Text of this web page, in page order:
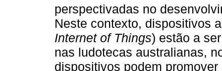
perspectivadas no
Neste contexto, dispositivos
Internet of Things) estão a
nas ludotecas australianas,
dispositivos podem